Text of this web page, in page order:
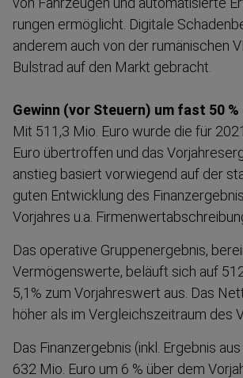
rungen ermöglicht. Digitale
anderem auch von der rumänischen
Bulstrad auf den Markt gebracht.
Gewinn (vor Steuern) um fast 50
Mit 511,3 Mio. Euro wurde die für
Euro übertroffen und das
anstieg basiert vorwiegend auf der
guten Entwicklung des
Vorjahres u.a.
Das operative Gruppen­er­gebnis,
Vermögenswerte, beläuft sich auf
5,1% zum Vorjah­reswert aus. Das
höher als im Vergleichs­zeitraum des
Das Finanz­ergebnis (inkl. Ergebnis
632 Mio. Euro um 6 % über dem